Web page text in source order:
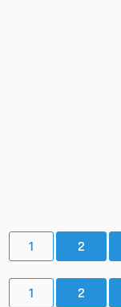
1 2
1 2